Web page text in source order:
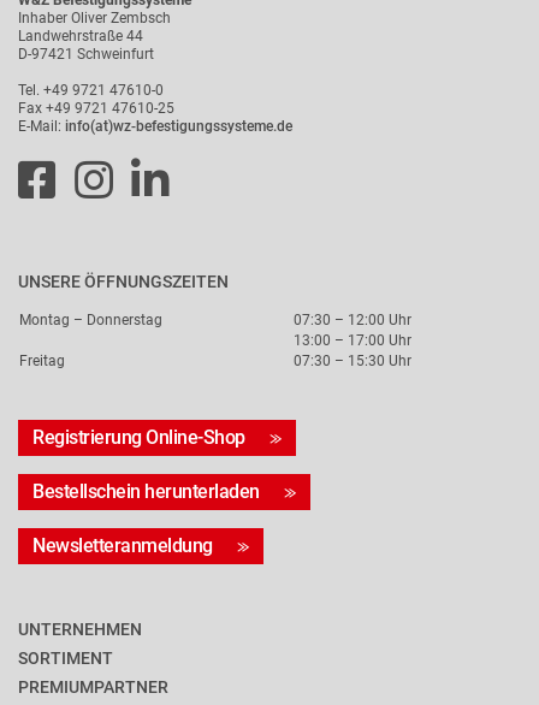
Inhaber Oliver Zembsch
Landwehrstraße 44
D-97421 Schweinfurt
Tel. +49 9721 47610-0
Fax +49 9721 47610-25
E-Mail: info(at)wz-befestigungssysteme.de
UNSERE ÖFFNUNGSZEITEN
Montag – Donnerstag
07:30 – 12:00 Uhr
13:00 – 17:00 Uhr
Freitag
07:30 – 15:30 Uhr
Registrierung Online-Shop
Bestellschein herunterladen
Newsletteranmeldung
UNTERNEHMEN
SORTIMENT
PREMIUMPARTNER